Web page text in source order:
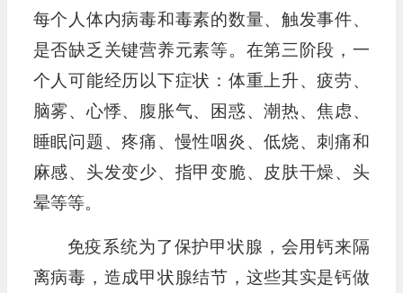
每个人体内病毒和毒素的数量、触发事件、
是否缺乏关键营养元素等。在第三阶段，一
个人可能经历以下症状：体重上升、疲劳、
脑雾、心悸、腹胀气、困惑、潮热、焦虑、
睡眠问题、疼痛、慢性咽炎、低烧、刺痛和
麻感、头发变少、指甲变脆、皮肤干燥、头
晕等等。
免疫系统为了保护甲状腺，会用钙来隔
离病毒，造成甲状腺结节，这些其实是钙做